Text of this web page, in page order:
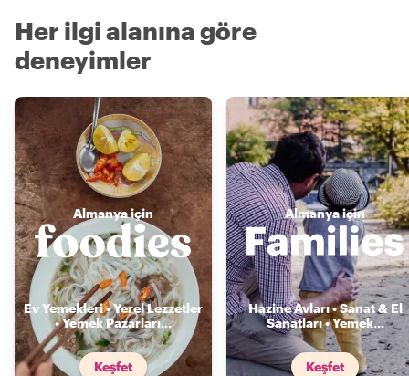
Her ilgi alanına göre
deneyimler
Almanya için
Ev Yemekleri • Yerel Lezzetler
• Yemek Pazarları...
Keşfet
Almanya için
Hazine Avları • Sanat & El
Sanatları • Yemek...
Keşfet